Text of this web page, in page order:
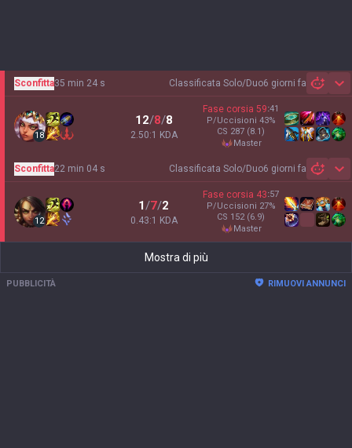
Classificata Solo/Duo6 giorni fa
Sconfitta35 min 24 s
18
12/8/8
2.50:1 KDA
Fase corsia 59:41
P/Uccisioni 43%
CS 287 (8.1)
master
Classificata Solo/Duo6 giorni fa
Sconfitta22 min 04 s
12
1/7/2
0.43:1 KDA
Fase corsia 43:57
P/Uccisioni 27%
CS 152 (6.9)
master
Mostra di più
PUBBLICITÀ RIMUOVI ANNUNCI